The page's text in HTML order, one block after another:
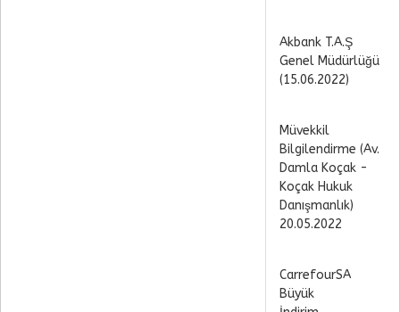
Akbank T.A.Ş
Genel Müdürlüğü
(15.06.2022)
Müvekkil
Bilgilendirme (Av.
Damla Koçak -
Koçak Hukuk
Danışmanlık)
20.05.2022
CarrefourSA
Büyük